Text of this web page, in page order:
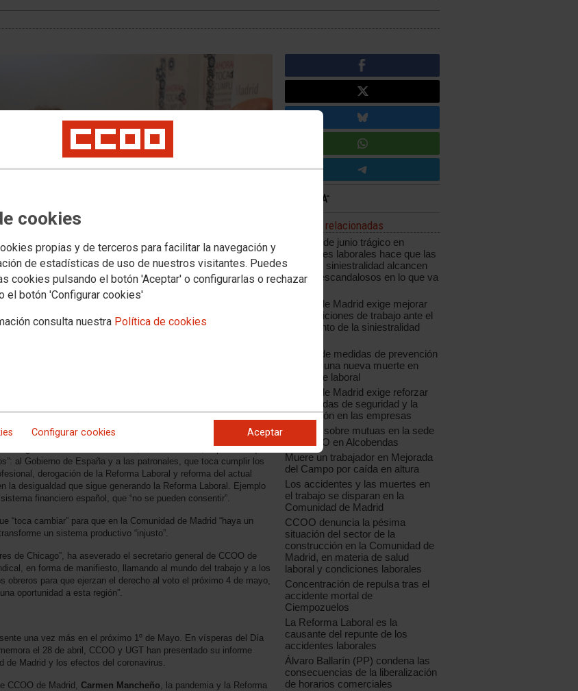
cookies
propias y de terceros para facilitar la navegación y
de estadísticas de uso de nuestros visitantes. Puedes
cookies pulsando el botón 'Aceptar' o configurarlas o rechazar
el botón 'Configurar cookies'
consulta nuestra Política de cookies
Configurar cookies Aceptar
del 1º de Mayo en Madrid, con el lema “Ahora toca
las 12 horas, y contará con todas las medidas sanitarias
general de CCOO de Madrid,
, explicando que
al Gobierno de España y a las patronales, que toca cumplir los
derogación de la Reforma Laboral y reforma del actual
la desigualdad que sigue generando la Reforma Laboral. Ejemplo
financiero español, que “no se pueden consentir”.
“toca cambiar” para que en la Comunidad de Madrid “haya un
un sistema productivo “injusto”.
de Chicago”, ha aseverado el secretario general de CCOO de
en forma de manifiesto, llamando al mundo del trabajo y a los
obreros para que ejerzan el derecho al voto el próximo 4 de mayo,
oportunidad a esta región”.
una vez más en el próximo 1º de Mayo. En vísperas del Día
el 28 de abril, CCOO y UGT han presentado su informe
de Madrid y los efectos del coronavirus.
CCOO de Madrid, Carmen Mancheño , la pandemia y la Reforma
Noticias relacionadas
Un mes de junio trágico en
accidentes laborales hace que las
cifras de siniestralidad alcancen
niveles escandalosos en lo que va
CCOO de Madrid exige mejorar
las condiciones de trabajo ante el
incremento de la siniestralidad
La falta de medidas de prevención
provoca una nueva muerte en
accidente laboral
CCOO de Madrid exige reforzar
las medidas de seguridad y la
prevención en las empresas
Jornada sobre mutuas en la sede
de CCOO en Alcobendas
Muere un trabajador en Mejorada
del Campo por caída en altura
Los accidentes y las muertes en
el trabajo se disparan en la
Comunidad de Madrid
CCOO denuncia la pésima
situación del sector de la
construcción en la Comunidad de
Madrid, en materia de salud
laboral y condiciones laborales
Concentración de repulsa tras el
accidente mortal de
Ciempozuelos
La Reforma Laboral es la
causante del repunte de los
accidentes laborales
Álvaro Ballarín (PP) condena las
consecuencias de la liberalización
de horarios comerciales